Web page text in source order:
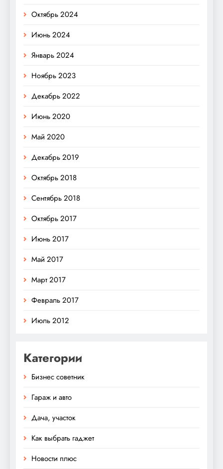
Октябрь 2024
Июнь 2024
Январь 2024
Ноябрь 2023
Декабрь 2022
Июнь 2020
Май 2020
Декабрь 2019
Октябрь 2018
Сентябрь 2018
Октябрь 2017
Июнь 2017
Май 2017
Март 2017
Февраль 2017
Июль 2012
Категории
Бизнес советник
Гараж и авто
Дача, участок
Как выбрать гаджет
Новости плюс